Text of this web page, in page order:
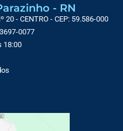
- RN
20 - CENTRO - CEP: 59.586-000
0077
18:00